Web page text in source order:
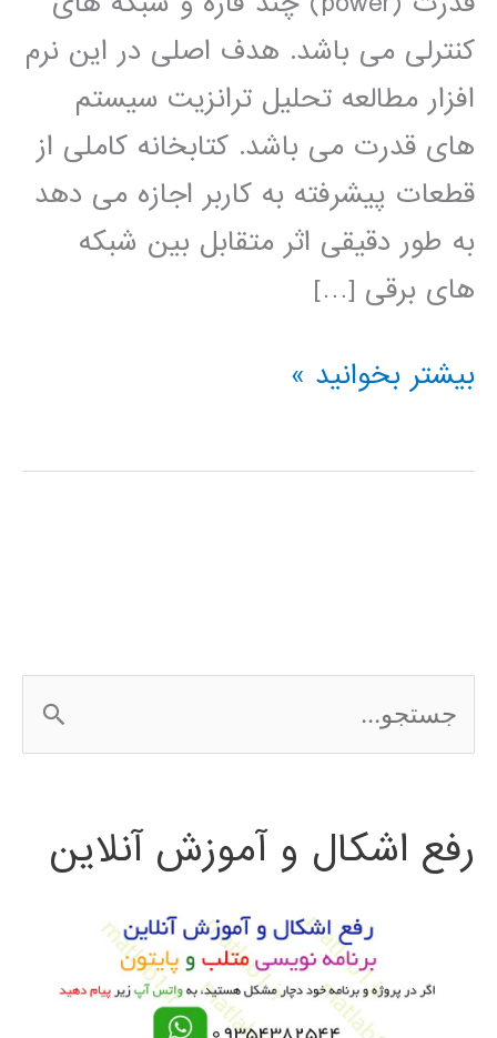
کنترلی می باشد. هدف اصلی در این نرم
افزار مطالعه تحلیل ترانزیت سیستم
های قدرت می باشد. کتابخانه کاملی از
قطعات پیشرفته به کاربر اجازه می دهد
به طور دقیقی اثر متقابل بین شبکه
های برقی […]
آموزش
افزار
بیشتر بخوانید »
س
ج
رفع اشکال و آموزش آنلاین